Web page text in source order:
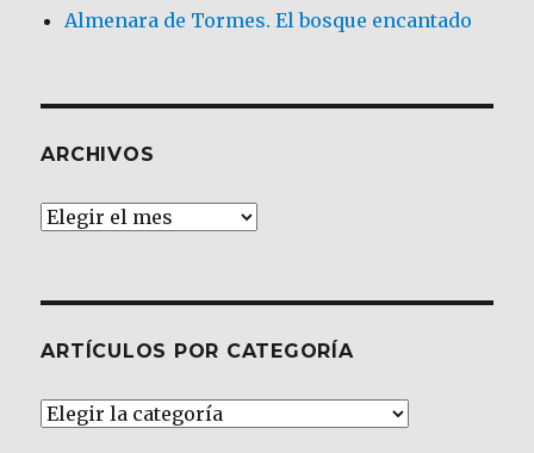
Almenara de Tormes. El bosque encantado
ARCHIVOS
Archivos
ARTÍCULOS POR CATEGORÍA
Artículos